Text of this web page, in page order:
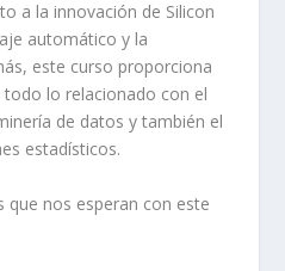
a la innovación de Silicon
automático y la
este curso proporciona
lo relacionado con el
de datos y también el
estadísticos.
que nos esperan con este